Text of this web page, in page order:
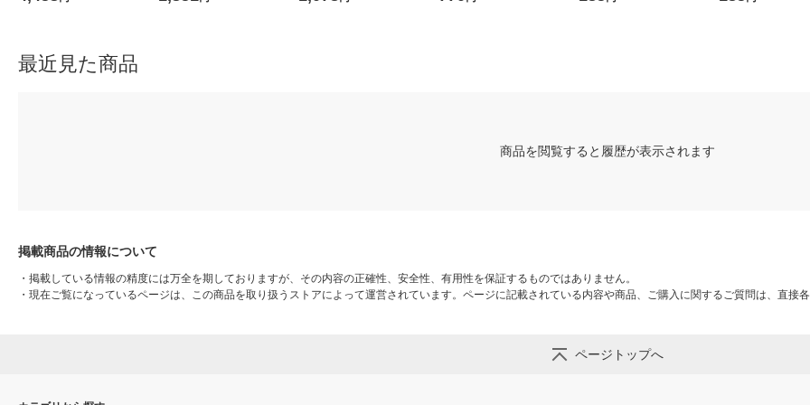
最近見た商品
商品を閲覧すると履歴が表示されます
掲載商品の情報について
・ 掲載している情報の精度には万全を期しておりますが、その内容の正確性、安全性、有用性を保証するものではありません。
・ 現在ご覧になっているページは、この商品を取り扱うストアによって運営されています。ページに記載されている内容や商品、ご購入に関するご質問は、直接
ページトップへ